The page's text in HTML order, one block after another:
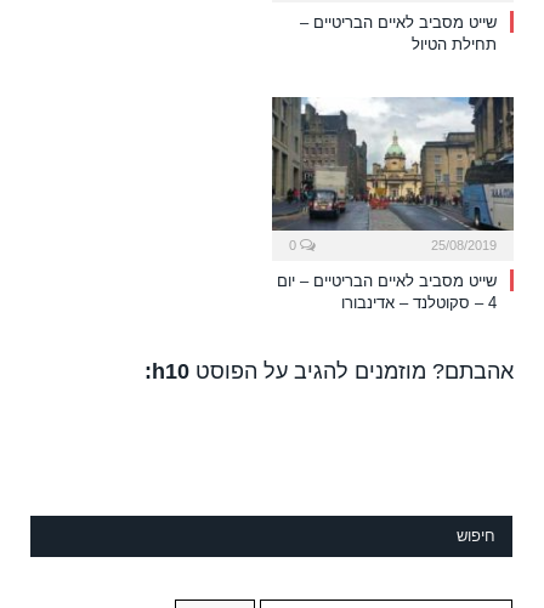
שייט מסביב לאיים הבריטיים –
תחילת הטיול
25/08/2019
שייט מסביב לאיים הבריטיים – יום
4 – סקוטלנד – אדינבורו
אהבתם? מוזמנים להגיב על הפוסט h10:
חיפוש